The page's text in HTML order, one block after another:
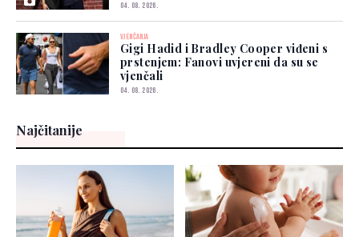
04. 08. 2026.
VJENČANJA
Gigi Hadid i Bradley Cooper viđeni s
prstenjem: Fanovi uvjereni da su se
vjenčali
04. 08. 2026.
Najčitanije